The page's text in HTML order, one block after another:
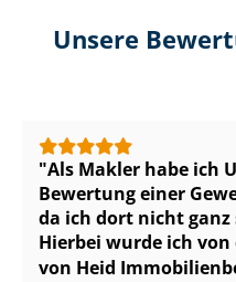
Unsere
Als Makler habe ich
Bewertung einer
da ich dort nicht ganz
Hierbei wurde ich
von Heid